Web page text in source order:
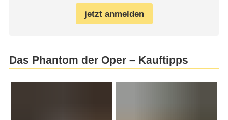
jetzt anmelden
Das Phantom der Oper – Kauftipps